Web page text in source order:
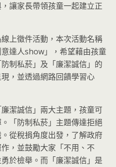
讓家長帶領孩童一起建立正
上徵件活動，本次活動名稱
意達人show」，希望藉由孩童
制私菸」及「廉潔誠信」的
，並透過網路回饋學習心
潔誠信」兩大主題，孩童可
「防制私菸」主題傳達拒絕
從稅捐角度出發，了解政府
，並鼓勵大家「不用、不
於檢舉。而「廉潔誠信」是